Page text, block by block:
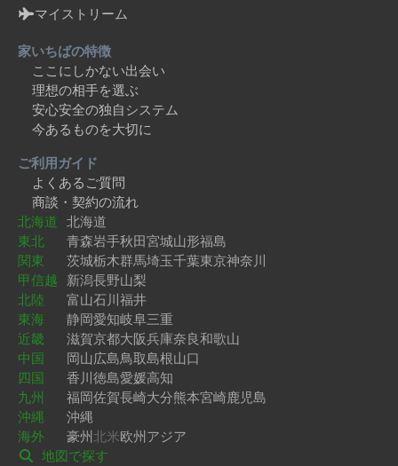
マイストリーム
家いちばの特徴
ここにしかない出会い
理想の相手を選ぶ
安心安全の独自システム
今あるものを大切に
ご利用ガイド
よくあるご質問
商談・契約の流れ
北海道 北海道
東北
青森岩手秋田宮城山形福島
関東
茨城栃木群馬埼玉千葉東京神奈川
甲信越 新潟長野山梨
北陸
富山石川福井
東海
静岡愛知岐阜三重
近畿
滋賀京都大阪兵庫奈良和歌山
中国
岡山広島鳥取島根山口
四国
香川徳島愛媛高知
九州
福岡佐賀長崎大分熊本宮崎鹿児島
沖縄
沖縄
海外
豪州北米欧州アジア
地図で探す